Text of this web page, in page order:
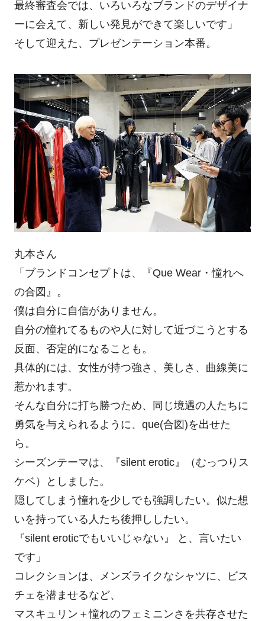
最終審査会では、いろいろなブランドのデザイナ
ーに会えて、新しい発見ができて楽しいです」
そして迎えた、プレゼンテーション本番。
丸本さん
「ブランドコンセプトは、『Que Wear・憧れへ
の合図』。
僕は自分に自信がありません。
自分の憧れてるものや人に対して近づこうとする
反面、否定的になることも。
具体的には、女性が持つ強さ、美しさ、曲線美に
惹かれます。
そんな自分に打ち勝つため、同じ境遇の人たちに
勇気を与えられるように、que(合図)を出せた
ら。
シーズンテーマは、『silent erotic』（むっつりス
ケベ）としました。
隠してしまう憧れを少しでも強調したい。似た想
いを持っている人たち後押ししたい。
『silent eroticでもいいじゃない』 と、言いたい
です」
コレクションは、メンズライクなシャツに、ビス
チェを潜ませるなど、
マスキュリン＋憧れのフェミニンさを共存させた